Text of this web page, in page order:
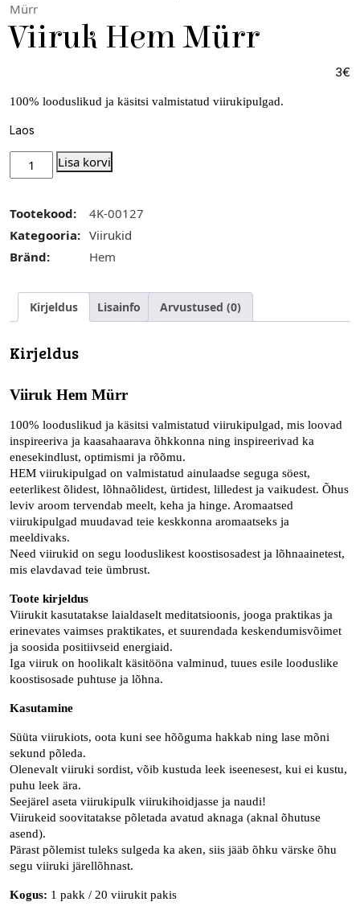
Mürr
Viiruk Hem Mürr
€
3
100% looduslikud ja käsitsi valmistatud viirukipulgad.
Laos
Lisa korvi
Tootekood:
4K-00127
Kategooria: Viirukid
Bränd:
Hem
Kirjeldus Lisainfo Arvustused (0)
Kirjeldus
Viiruk Hem Mürr
100% looduslikud ja käsitsi valmistatud viirukipulgad, mis loovad
inspireeriva ja kaasahaarava õhkkonna ning inspireerivad ka
enesekindlust, optimismi ja rõõmu.
HEM viirukipulgad on valmistatud ainulaadse seguga söest,
eeterlikest õlidest, lõhnaõlidest, ürtidest, lilledest ja vaikudest. Õhus
leviv aroom tervendab meelt, keha ja hinge. Aromaatsed
viirukipulgad muudavad teie keskkonna aromaatseks ja
meeldivaks.
Need viirukid on segu looduslikest koostisosadest ja lõhnaainetest,
mis elavdavad teie ümbrust.
Toote kirjeldus
Viirukit kasutatakse laialdaselt meditatsioonis, jooga praktikas ja
erinevates vaimses praktikates, et suurendada keskendumisvõimet
ja soosida positiivseid energiaid.
Iga viiruk on hoolikalt käsitööna valminud, tuues esile looduslike
koostisosade puhtuse ja lõhna.
Kasutamine
Süüta viirukiots, oota kuni see hõõguma hakkab ning lase mõni
sekund põleda.
Olenevalt viiruki sordist, võib kustuda leek iseenesest, kui ei kustu,
puhu leek ära.
Seejärel aseta viirukipulk viirukihoidjasse ja naudi!
Viirukeid soovitatakse põletada avatud aknaga (aknal õhutuse
asend).
Pärast põlemist tuleks sulgeda ka aken, siis jääb õhku värske õhu
segu viiruki järellõhnast.
Kogus: 1 pakk / 20 viirukit pakis